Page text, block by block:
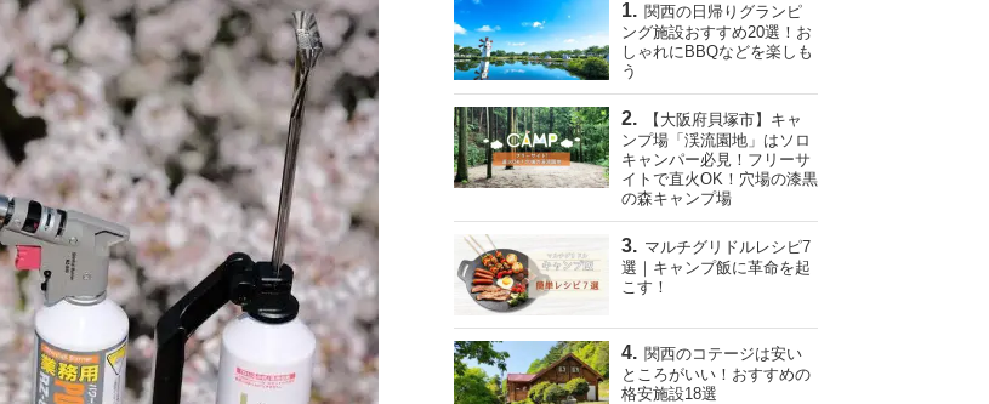
関西の日帰りグランピ
ング施設おすすめ20選！お
しゃれにBBQなどを楽しも
う
【大阪府貝塚市】キャ
ンプ場「渓流園地」はソロ
キャンパー必見！フリーサ
イトで直火OK！穴場の漆黒
の森キャンプ場
マルチグリドルレシピ7
選｜キャンプ飯に革命を起
こす！
関西のコテージは安い
ところがいい！おすすめの
格安施設18選